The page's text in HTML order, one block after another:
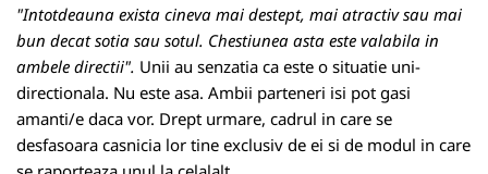
"Intotdeauna exista cineva mai destept, mai atractiv sau mai
bun decat sotia sau sotul. Chestiunea asta este valabila in
ambele directii". Unii au senzatia ca este o situatie uni-
directionala. Nu este asa. Ambii parteneri isi pot gasi
amanti/e daca vor. Drept urmare, cadrul in care se
desfasoara casnicia lor tine exclusiv de ei si de modul in care